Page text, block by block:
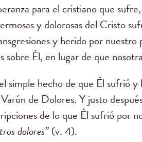
para el cristiano que
y dolorosas del Cristo
y herido por
sobre Él, en lugar de que
simple hecho de que Él sufrió
de Dolores. Y justo
de lo que Él sufrió por
dolores”(v. 4).